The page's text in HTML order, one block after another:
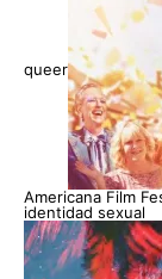
queer
Americana Film
identidad sexual